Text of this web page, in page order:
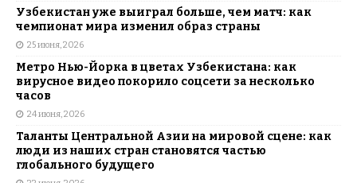
Узбекистан уже выиграл больше, чем матч: как
чемпионат мира изменил образ страны
25 июня, 2026
Метро Нью-Йорка в цветах Узбекистана: как
вирусное видео покорило соцсети за несколько
часов
24 июня, 2026
Таланты Центральной Азии на мировой сцене: как
люди из наших стран становятся частью
глобального будущего